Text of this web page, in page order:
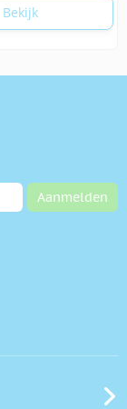
Bekijk
Aanmelden